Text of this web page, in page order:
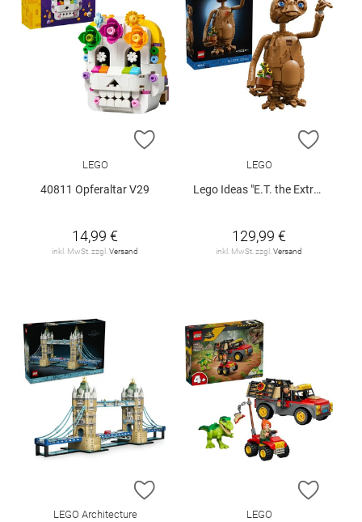
ZUR WUNSCHLISTE HINZUFÜGEN
LEGO
40811 Opferaltar V29
14,99 €
inkl. MwSt. zzgl. Versand
ZUR
LEGO
Lego Ideas "E.T. the Extra-Terrestrial" (21370)
129,99 €
inkl. MwSt. zzgl. Versand
ZUR WUNSCHLISTE HINZUFÜGEN
LEGO Architecture
ZUR
LEGO